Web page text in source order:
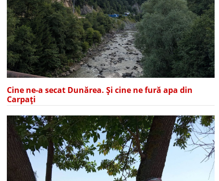
Cine ne-a secat Dunărea. Și cine ne fură apa din
Carpați